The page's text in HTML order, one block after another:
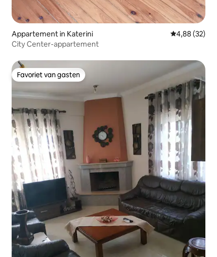
Appartement in Katerini Gemiddelde
4,88 (32)
City Center-appartement
Favoriet van gasten
Favoriet van gasten